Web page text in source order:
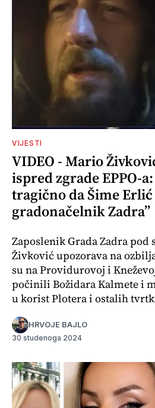
VIJESTI
VIDEO - Mario
ispred zgrade EPPO-
tragično da Šime
gradonačelnik Zadra”
Zaposlenik Grada Zadra
Živković upozorava na
su na Providurovoj i
počinili Božidara Kalmete i
u korist Plotera i ostalih
HRVOJE BAJLO
30 studenoga 2024